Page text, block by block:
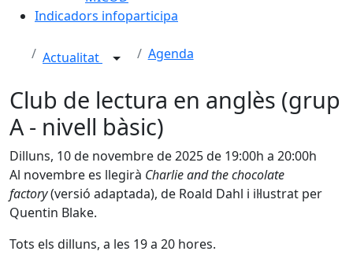
Indicadors infoparticipa
Actualitat Agenda
Club de lectura en anglès (grup
A - nivell bàsic)
Dilluns, 10 de novembre de 2025 de 19:00h a 20:00h
Al novembre es llegirà Charlie and the chocolate
factory(versió adaptada), de Roald Dahl i il·lustrat per
Quentin Blake.
Tots els dilluns, a les 19 a 20 hores.